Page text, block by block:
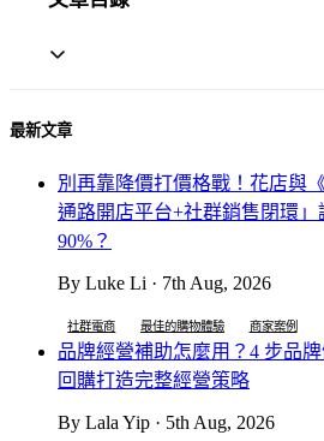
最新文章
別再靠降價打價格戰！花店與
通路開店平台+社群銷售閉環
90%？
By Luke Li · 7th Aug, 2026
社群電商 最佳的購物體驗 商家案例
品牌經營補助怎麼用？4 步品
回購打造完整經營策略
By Lala Yip · 5th Aug, 2026